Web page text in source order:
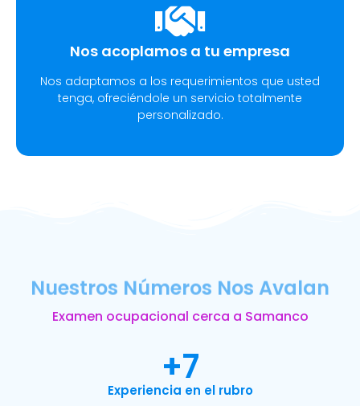
Nos acoplamos a tu empresa
Nos adaptamos a los requerimientos que usted
tenga, ofreciéndole un servicio totalmente
personalizado.
Nuestros Números Nos Avalan
Examen ocupacional cerca a Samanco
Experiencia en el rubro
+7